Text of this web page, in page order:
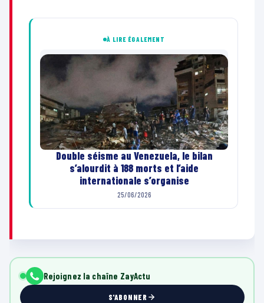
À LIRE ÉGALEMENT
Double séisme au Venezuela, le bilan
s’alourdit à 188 morts et l’aide
internationale s’organise
25/06/2026
Rejoignez la chaîne ZayActu
S'ABONNER